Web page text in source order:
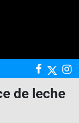
de leche